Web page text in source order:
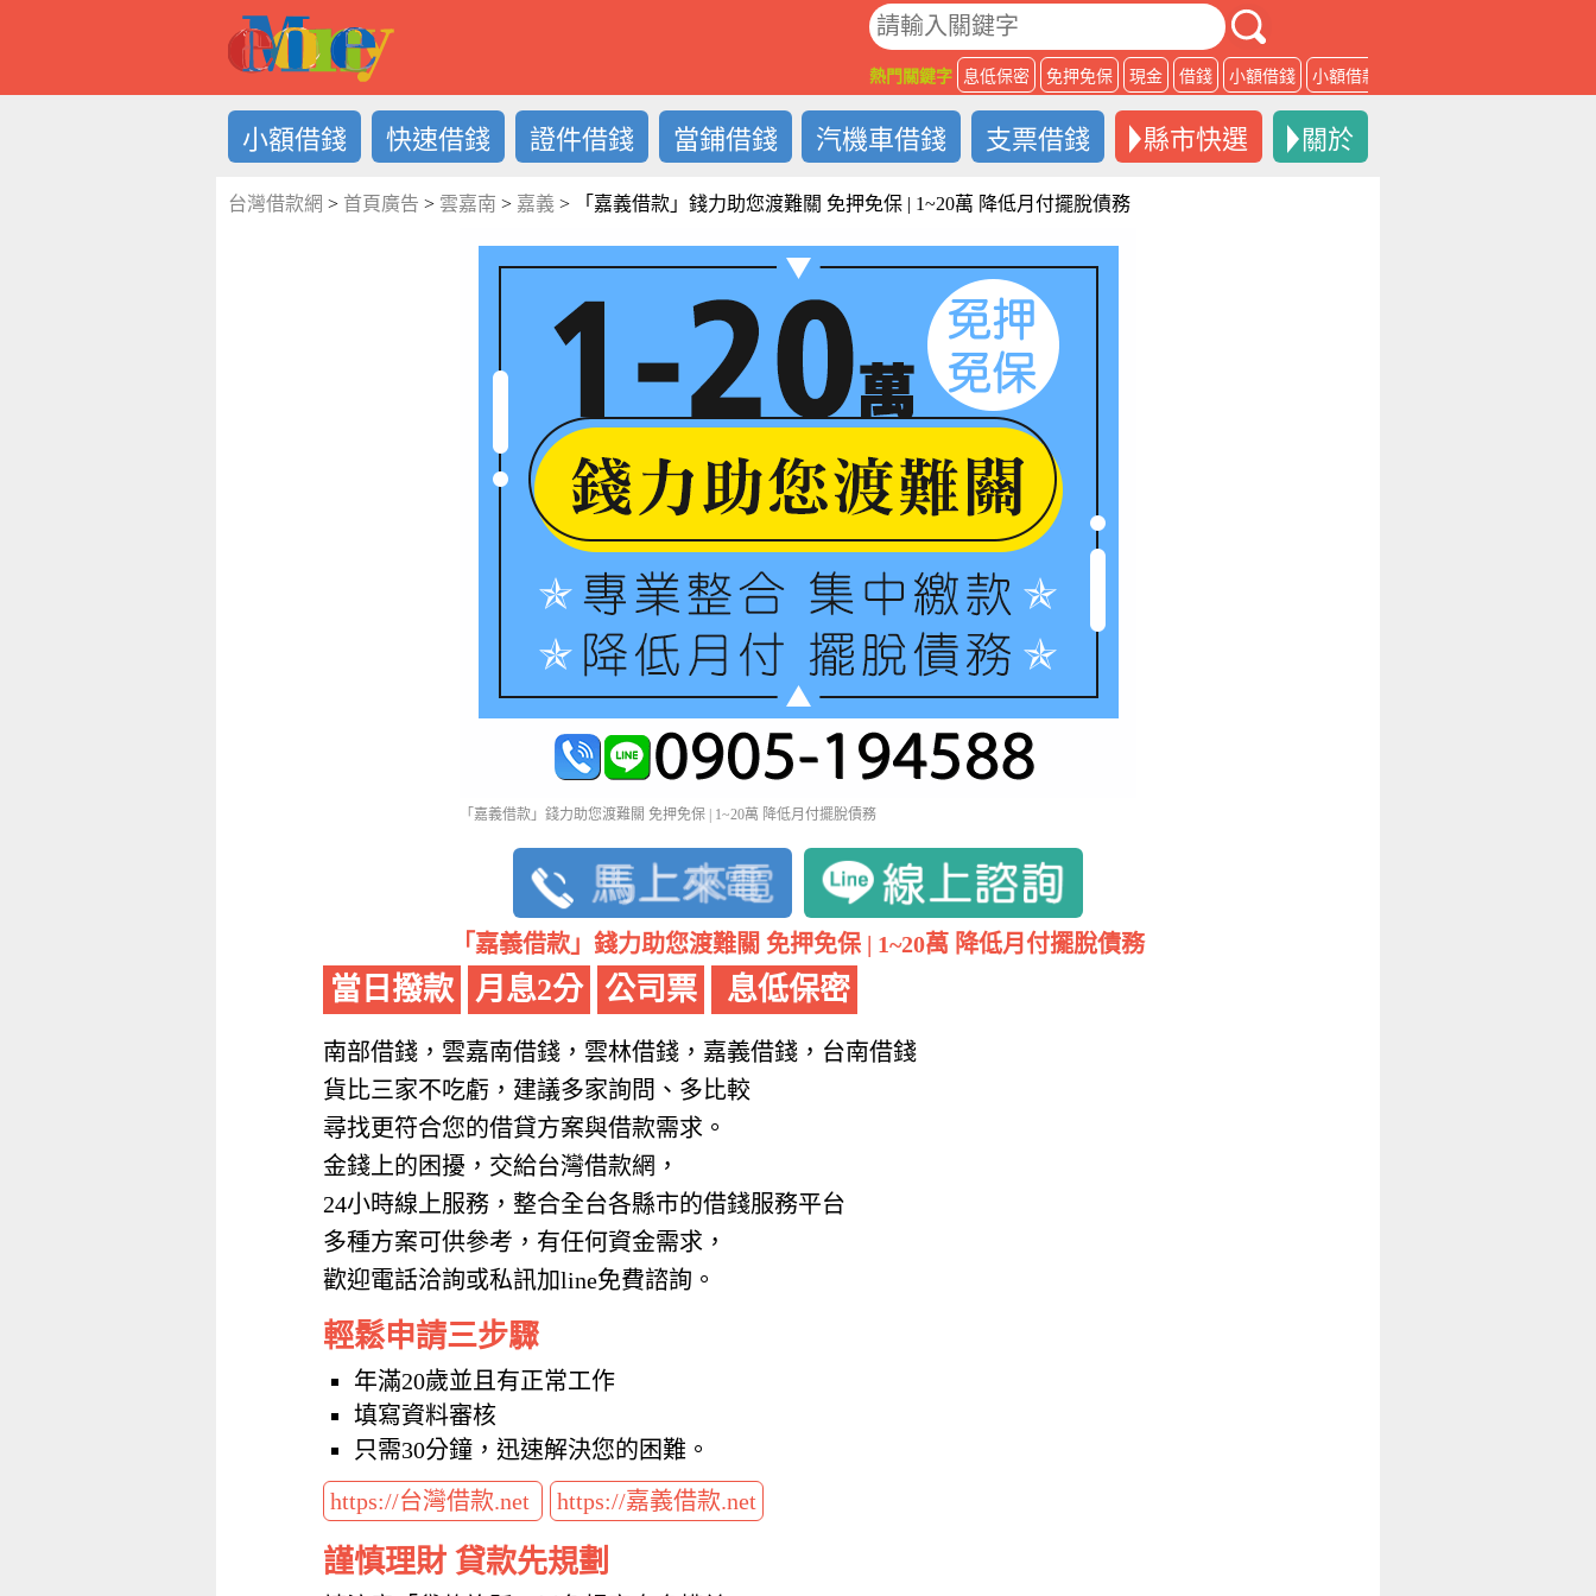
熱門關鍵字 息低保密 免押免保 現金 借錢 小額借錢 小額借款
小額借錢 快速借錢 證件借錢 當鋪借錢 汽機車借錢 支票借錢 縣市快選 關於
台灣借款網 > 首頁廣告 > 雲嘉南 > 嘉義 > 「嘉義借款」錢力助您渡難關 免押免保 | 1~20萬 降低月付擺脫債務
「嘉義借款」錢力助您渡難關 免押免保 | 1~20萬 降低月付擺脫債務
「嘉義借款」錢力助您渡難關 免押免保 | 1~20萬 降低月付擺脫債務
當日撥款 月息2分 公司票 息低保密
南部借錢，雲嘉南借錢，雲林借錢，嘉義借錢，台南借錢
貨比三家不吃虧，建議多家詢問、多比較
尋找更符合您的借貸方案與借款需求。
金錢上的困擾，交給台灣借款網，
24小時線上服務，整合全台各縣市的借錢服務平台
多種方案可供參考，有任何資金需求，
歡迎電話洽詢或私訊加line免費諮詢。
輕鬆申請三步驟
年滿20歲並且有正常工作
填寫資料審核
只需30分鐘，迅速解決您的困難。
https://台灣借款.net
https://嘉義借款.net
謹慎理財 貸款先規劃